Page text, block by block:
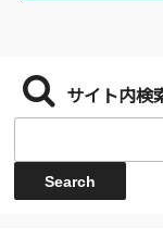
サイト内検